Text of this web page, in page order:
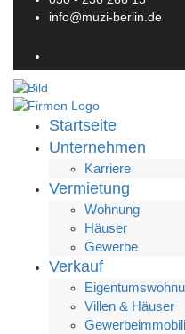
info@muzi-berlin.de
Startseite
Unternehmen
Karriere
Vermietung
Wohnung
Häuser
Gewerbe
Verkauf
Villen & Häuser